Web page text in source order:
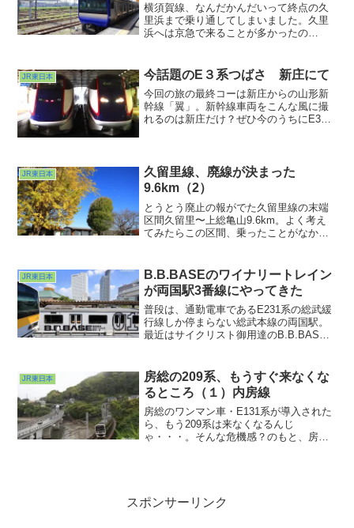
横須賀線、なんだかんだいって終点の久
里浜まで乗り通してしまいました。久里
浜へは京急で来ることが多かったの
ました。広大な駅構内、長いホーム、そ
れなのに目の前には付属の４両編成。い
ろいろチグハグで興味深いパーツが転が
る終端駅の光景でありました。
JR東日本 今話題のE３系つばさ 新庄にて
今回の旅の最終コーは新庄からの山形新
幹線「翼」。新幹線車両をこんな風に撮
れるのは新庄だけ？ぜひ今のうちにE3系
JR東日本
久留里線、廃線が決まった
9.6km（2）
とうとう廃止の報がでた久留里線の末端
区間久留里〜上総亀山9.6km。よく考え
てみたらこの区間、乗ったことがなかっ
葉・黄葉の様子を撮らせていただきまし
た。
JR東日本
B.B.BASEのワイナリートレイン
が両国駅3番線にやってきた
普段は、通勤電車であるE231系の総武緩
行線しか停まらない総武本線の両国駅。
最近はサイクリスト御用達のB.B.BASE
まないで美味しいワインを積んで走りま
す。千葉のワイナリートレインと題した
ツアー列車。
JR東日本
房総の209系、もうすぐ来なくな
るところ（１）内房線
房総のワンマン車・E131系が導入された
ら、もう209系は来なくなるんじ
ゃ・・・。そんな危機感？のもと、房総
スポンサーリンク